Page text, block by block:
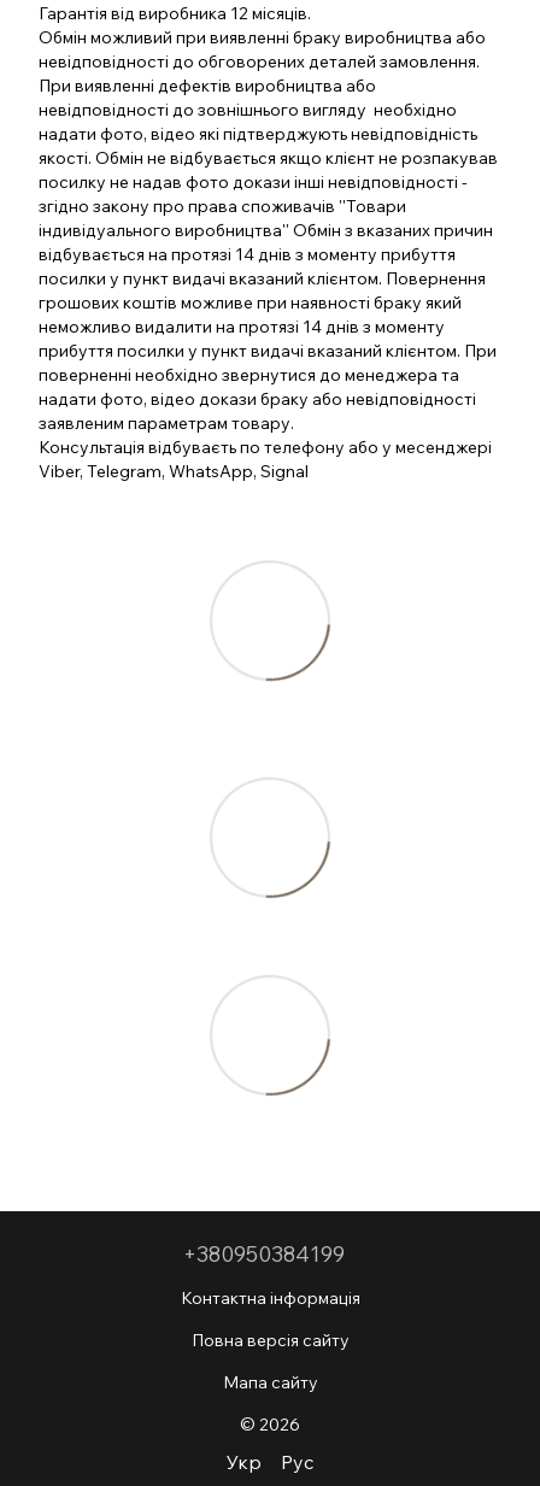
Гарантія від виробника 12 місяців.
Обмін можливий при виявленні браку виробництва або
невідповідності до обговорених деталей замовлення.
При виявленні дефектів виробництва або
невідповідності до зовнішнього вигляду необхідно
надати фото, відео які підтверджують невідповідність
якості. Обмін не відбувається якщо клієнт не розпакував
посилку не надав фото докази інші невідповідності -
згідно закону про права споживачів ''Товари
індивідуального виробництва'' Обмін з вказаних причин
відбувається на протязі 14 днів з моменту прибуття
посилки у пункт видачі вказаний клієнтом. Повернення
грошових коштів можливе при наявності браку який
неможливо видалити на протязі 14 днів з моменту
прибуття посилки у пункт видачі вказаний клієнтом. При
поверненні необхідно звернутися до менеджера та
надати фото, відео докази браку або невідповідності
заявленим параметрам товару.
Консультація відбуваєть по телефону або у месенджері
Viber, Telegram, WhatsApp, Signal
+380950384199
Контактна інформація
Повна версія сайту
Мапа сайту
© 2026
Укр Рус